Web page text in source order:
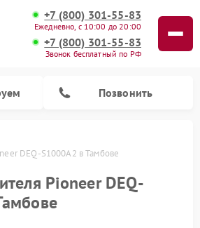
+7 (800) 301-55-83
Ежедневно, с 10:00 до 20:00
+7 (800) 301-55-83
Звонок бесплатный по РФ
Позвонить
DEQ-S1000A2 в Тамбове
Pioneer DEQ-